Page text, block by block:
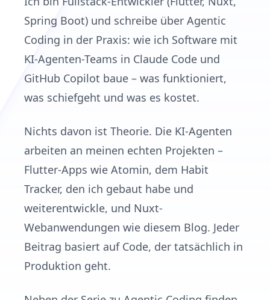
Spring Boot) und schreibe über Agentic
Coding in der Praxis: wie ich Software mit
KI-Agenten-Teams in Claude Code und
GitHub Copilot baue – was funktioniert,
was schiefgeht und was es kostet.
Nichts davon ist Theorie. Die KI-Agenten
arbeiten an meinen echten Projekten –
Flutter-Apps wie Atomin, dem Habit
Tracker, den ich gebaut habe und
weiterentwickle, und Nuxt-
Webanwendungen wie diesem Blog. Jeder
Beitrag basiert auf Code, der tatsächlich in
Produktion geht.